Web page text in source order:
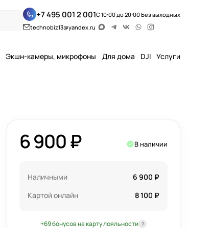
+7 495 001 2 001С 10:00 до 20:00 Без выходных
technobiz13@yandex.ru
Экшн-камеры, микрофоны Для дома DJI Услуги
6 900 ₽ В наличии
Наличными
6 900 ₽
Картой онлайн
8 100 ₽
+69 бонусов на карту лояльности ?